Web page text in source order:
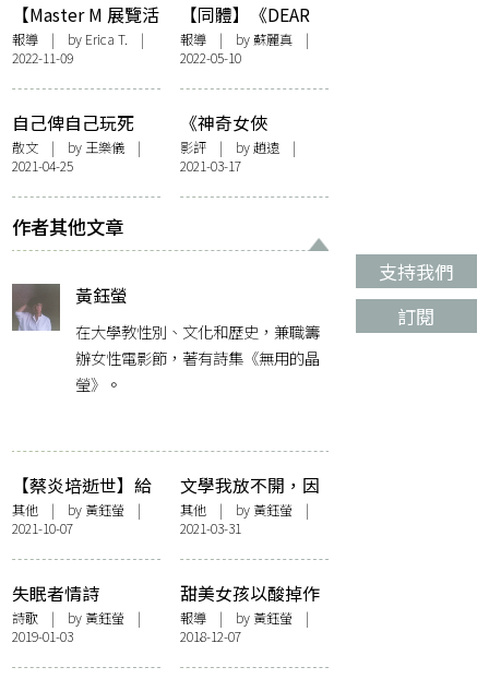
【Master M 展覽活
動紀錄】月經覺知
冥想練習
報導 | by Erica T. |
2022-11-09
【同體】《DEAR
LABIA》互動藝術
展︰給自己的陰部
禮讚
報導| by蘇麗真|
2022-05-10
自己俾自己玩死
散文 | by 王樂儀 |
2021-04-25
《神奇女俠
1984》：平庸的超
級英雄？
影評| by趙遠|
2021-03-17
作者其他文章
黃鈺螢
在大學教性別、文化和歷史，兼職籌
辦女性電影節，著有詩集《無用的晶
瑩》。
【蔡炎培逝世】給
蔡爺的一封信
其他 | by 黃鈺螢 |
2021-10-07
文學我放不開，因
為我要著嚟錄節目
的衫還很多
其他| by 黃鈺螢 |
2021-03-31
失眠者情詩
詩歌 | by 黃鈺螢 |
2019-01-03
甜美女孩以酸掉作
抵抗——記「女性
凝視與肉體繪寫」
講座
報導| by 黃鈺螢 |
2018-12-07
支持我們
訂閱